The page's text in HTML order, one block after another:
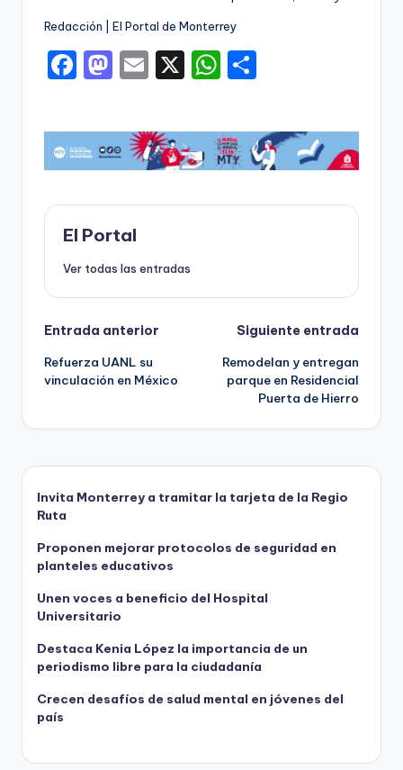
Redacción | El Portal de Monterrey
F
c
e
b
o
o
k
M
st
o
d
o
n
E
ai
l
X
W
a
ts
A
p
m
p
ar
ti
El Portal
Ver todas las entradas
Navegación
de
Entrada anterior
Refuerza UANL su
vinculación en México
Siguiente entrada
Remodelan y entregan
parque en Residencial
Puerta de Hierro
Invita Monterrey a tramitar la tarjeta de la Regio
Ruta
Proponen mejorar protocolos de seguridad en
planteles educativos
Unen voces a beneficio del Hospital
Universitario
Destaca Kenia López la importancia de un
periodismo libre para la ciudadanía
Crecen desafíos de salud mental en jóvenes del
país